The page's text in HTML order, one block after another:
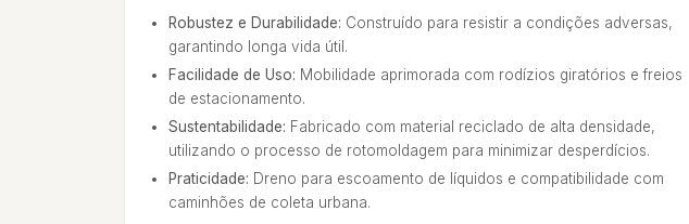
Robustez e Durabilidade: Construído para resistir a condições adversas,
garantindo longa vida útil.
Facilidade de Uso: Mobilidade aprimorada com rodízios giratórios e freios
de estacionamento.
Sustentabilidade: Fabricado com material reciclado de alta densidade,
utilizando o processo de rotomoldagem para minimizar desperdícios.
Praticidade: Dreno para escoamento de líquidos e compatibilidade com
caminhões de coleta urbana.